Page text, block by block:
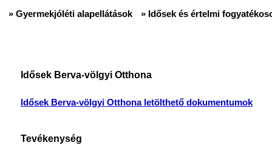
» Gyermekjóléti alapellátások » Idősek és értelmi
Idősek Berva-völgyi Otthona
Idősek Berva-völgyi Otthona letölthető dokumentumok
Tevékenység